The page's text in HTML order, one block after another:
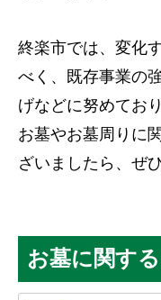
終楽市では、変化
べく、既存事業の
げなどに努めてお
お墓やお墓周りに
ざいましたら、ぜ
お墓に関す